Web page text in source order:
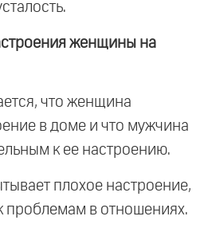
женщины на
что женщина
в доме и что мужчина
к ее настроению.
плохое настроение,
проблемам в отношениях.